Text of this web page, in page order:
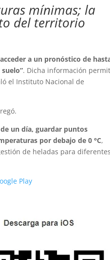
mínimas; la
del territorio
a un pronóstico de
. Dicha información
el Instituto Nacional de
un día, guardar puntos
por debajo de 0 °C,
de heladas para
Play